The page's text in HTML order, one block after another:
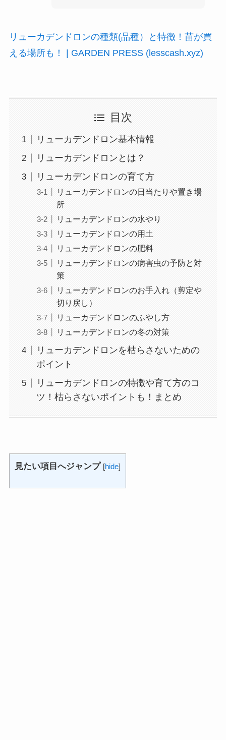
リューカデンドロンの種類(品種）と特徴！苗が買
える場所も！ | GARDEN PRESS (lesscash.xyz)
目次
リューカデンドロン基本情報
リューカデンドロンとは？
リューカデンドロンの育て方
リューカデンドロンの日当たりや置き場
所
リューカデンドロンの水やり
リューカデンドロンの用土
リューカデンドロンの肥料
リューカデンドロンの病害虫の予防と対
策
リューカデンドロンのお手入れ（剪定や
切り戻し）
リューカデンドロンのふやし方
リューカデンドロンの冬の対策
リューカデンドロンを枯らさないための
ポイント
リューカデンドロンの特徴や育て方のコ
ツ！枯らさないポイントも！まとめ
見たい項目へジャンプ [hide]